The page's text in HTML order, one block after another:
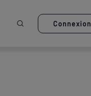
Ouvrir la recherche
Connexion